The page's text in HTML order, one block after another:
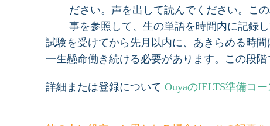
ださい。声を出して読んでください。こ
事を参照して、生の単語を時間内に記録
試験を受けてから先月以内に、あきらめる時
一生懸命働き続ける必要があります。この段
詳細または登録について OuyaのIELTS準備コー